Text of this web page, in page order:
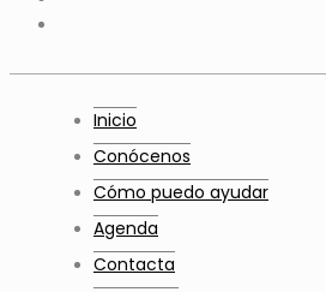
Inicio
Conócenos
Cómo puedo ayudar
Agenda
Contacta